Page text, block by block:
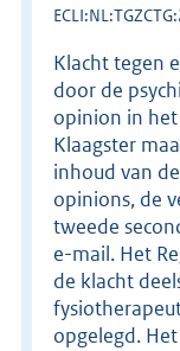
Klacht tegen
door de
opinion in
Klaagster
inhoud van
opinions, de
tweede
e-mail. Het
de klacht
opgelegd.